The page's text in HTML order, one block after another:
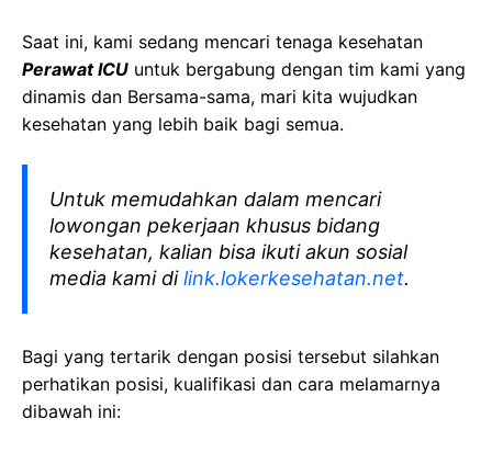
Saat ini, kami sedang mencari tenaga kesehatan
Perawat ICU untuk bergabung dengan tim kami yang
dinamis dan Bersama-sama, mari kita wujudkan
kesehatan yang lebih baik bagi semua.
Untuk memudahkan dalam mencari
lowongan pekerjaan khusus bidang
kesehatan, kalian bisa ikuti akun sosial
media kami dilink.lokerkesehatan.net.
Bagi yang tertarik dengan posisi tersebut silahkan
perhatikan posisi, kualifikasi dan cara melamarnya
dibawah ini: